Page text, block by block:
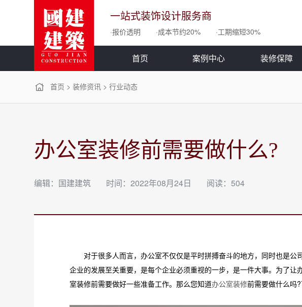
一站式装饰设计服务商
·报价透明 ·成本节约20% ·工期缩短30%
首页 案例中心 装修保障
首页 >装修资讯 >行业动态
办公室装修前需要做什么?
编辑：国建建筑 时间：2022年08月24日 阅读：504
对于很多人而言，办公室不仅仅是平时拼搏奋斗的地方，同时也是公
企业的发展至关重要，是每个企业必须重视的一步，是一件大事。为了
室装修前需要做好一些准备工作。那么您知道办公室装修前需要做什么吗